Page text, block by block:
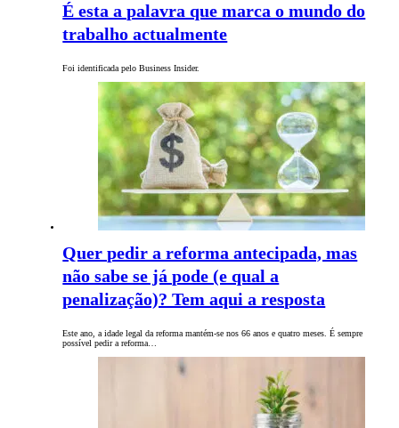
É esta a palavra que marca o mundo do
trabalho actualmente
Foi identificada pelo Business Insider.
Quer pedir a reforma antecipada, mas
não sabe se já pode (e qual a
penalização)? Tem aqui a resposta
Este ano, a idade legal da reforma mantém-se nos 66 anos e quatro meses. É sempre
possível pedir a reforma…